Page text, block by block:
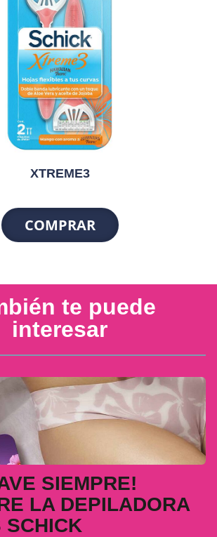
XTREME3
COMPRAR
te puede
interesar
SIEMPRE!
LA DEPILADORA
SCHICK